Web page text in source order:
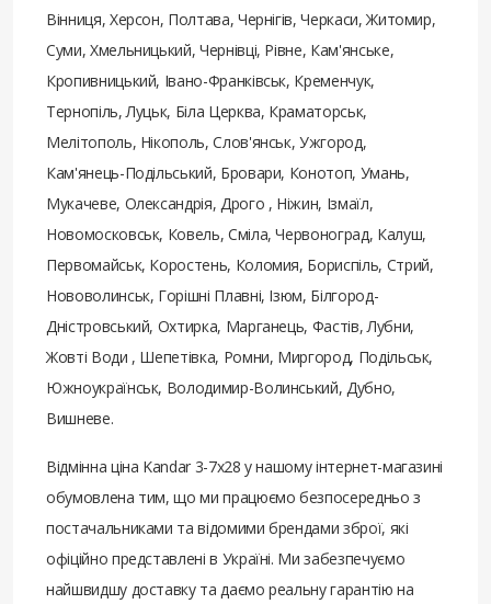
Вінниця, Херсон, Полтава, Чернігів, Черкаси, Житомир,
Суми, Хмельницький, Чернівці, Рівне, Кам'янське,
Кропивницький, Івано-Франківськ, Кременчук,
Тернопіль, Луцьк, Біла Церква, Краматорськ,
Мелітополь, Нікополь, Слов'янськ, Ужгород,
Кам'янець-Подільський, Бровари, Конотоп, Умань,
Мукачеве, Олександрія, Дрого , Ніжин, Ізмаїл,
Новомосковськ, Ковель, Сміла, Червоноград, Калуш,
Первомайськ, Коростень, Коломия, Бориспіль, Стрий,
Нововолинськ, Горішні Плавні, Ізюм, Білгород-
Дністровський, Охтирка, Марганець, Фастів, Лубни,
Жовті Води , Шепетівка, Ромни, Миргород, Подільськ,
Южноукраїнськ, Володимир-Волинський, Дубно,
Вишневе.
Відмінна ціна Kandar 3-7x28 у нашому інтернет-магазині
обумовлена ​​тим, що ми працюємо безпосередньо з
постачальниками та відомими брендами зброї, які
офіційно представлені в Україні. Ми забезпечуємо
найшвидшу доставку та даємо реальну гарантію на